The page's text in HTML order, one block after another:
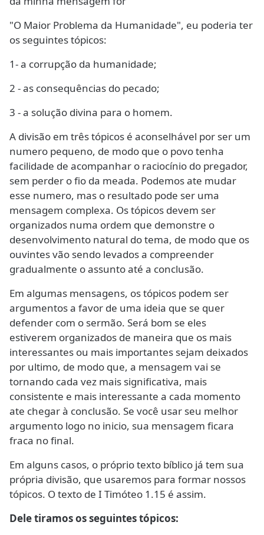
"O Maior Problema da Humanidade", eu poderia ter
os seguintes tópicos:
1- a corrupção da humanidade;
2 - as consequências do pecado;
3 - a solução divina para o homem.
A divisão em três tópicos é aconselhável por ser um
numero pequeno, de modo que o povo tenha
facilidade de acompanhar o raciocínio do pregador,
sem perder o fio da meada. Podemos ate mudar
esse numero, mas o resultado pode ser uma
mensagem complexa. Os tópicos devem ser
organizados numa ordem que demonstre o
desenvolvimento natural do tema, de modo que os
ouvintes vão sendo levados a compreender
gradualmente o assunto até a conclusão.
Em algumas mensagens, os tópicos podem ser
argumentos a favor de uma ideia que se quer
defender com o sermão. Será bom se eles
estiverem organizados de maneira que os mais
interessantes ou mais importantes sejam deixados
por ultimo, de modo que, a mensagem vai se
tornando cada vez mais significativa, mais
consistente e mais interessante a cada momento
ate chegar à conclusão. Se você usar seu melhor
argumento logo no inicio, sua mensagem ficara
fraca no final.
Em alguns casos, o próprio texto bíblico já tem sua
própria divisão, que usaremos para formar nossos
tópicos. O texto de I Timóteo 1.15 é assim.
Dele tiramos os seguintes tópicos: